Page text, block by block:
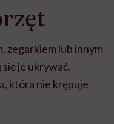
zegarkiem lub innym
je ukrywać.
która nie krępuje